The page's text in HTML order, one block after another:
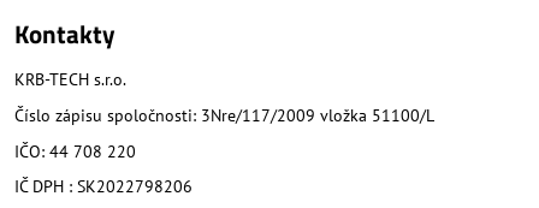
Kontakty
KRB-TECH s.r.o.
Číslo zápisu spoločnosti: 3Nre/117/2009 vložka 51100/L
IČO: 44 708 220
IČ DPH : SK2022798206